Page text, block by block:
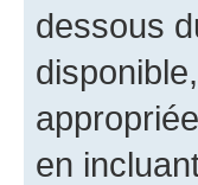
dessous
en